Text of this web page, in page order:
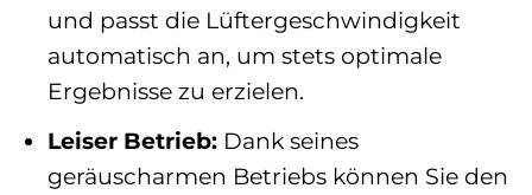
und passt die Lüftergeschwindigkeit
automatisch an, um stets optimale
Ergebnisse zu erzielen.
Leiser Betrieb:Dank seines
geräuscharmen Betriebs können Sie den